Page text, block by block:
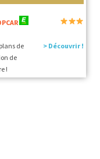
de
de
!
> Découvrir !